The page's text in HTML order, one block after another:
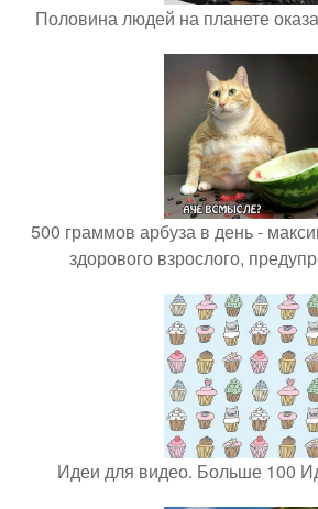
Половина людей на планете
500 граммов арбуза в день -
здорового взрослого,
Идеи для видео. Больше 100